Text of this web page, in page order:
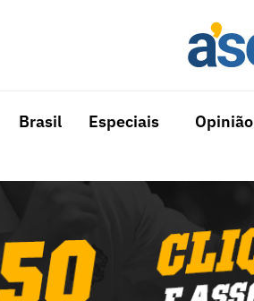
Brasil Especiais Opinião